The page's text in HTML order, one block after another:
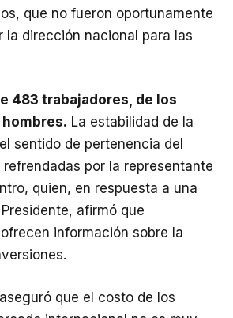
que no fueron oportunamente
la dirección nacional para las
483 trabajadores, de los
La estabilidad de la
sentido de pertenencia del
por la representante
quien, en respuesta a una
afirmó que
información sobre la
que el costo de los